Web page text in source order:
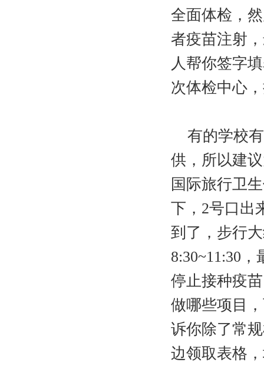
全面体检，
者疫苗注射
人帮你签字
次体检中心
有的学校有
供，所以建
国际旅行卫
下，2号口出
到了，步行
8:30~11:30
停止接种疫
做哪些项目
诉你除了常
边领取表格